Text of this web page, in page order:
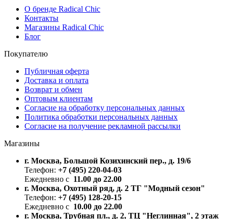
О бренде Radical Chic
Контакты
Магазины Radical Chic
Блог
Покупателю
Публичная оферта
Доставка и оплата
Возврат и обмен
Оптовым клиентам
Согласие на обработку персональных данных
Политика обработки персональных данных
Согласие на получение рекламной рассылки
Магазины
г. Москва, Большой Козихинский пер., д. 19/6
Телефон: +7 (495) 220-04-03
Ежедневно с 11.00 до 22.00
г. Москва, Охотный ряд, д. 2 ТГ "Модный сезон"
Телефон: +7 (495) 128-20-15
Ежедневно с 10.00 до 22.00
г. Москва, Трубная пл., д. 2, ТЦ "Неглинная", 2 этаж